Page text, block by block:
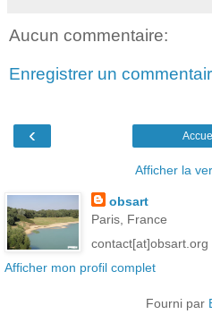
Aucun commentaire:
Enregistrer un
‹
Afficher la
obsart
Paris, France
contact[at]obsart.org
Afficher mon profil complet
Fourni par